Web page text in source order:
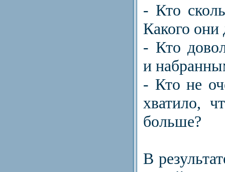
- Кто
Какого они
- Кто
и
- Кто не
хватило,
больше?
В